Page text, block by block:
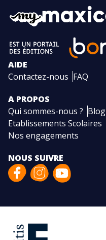
AIDE
Contactez-nous FAQ
A PROPOS
Qui sommes-nous ? Blog
Etablissements Scolaires
Nos engagements
NOUS SUIVRE